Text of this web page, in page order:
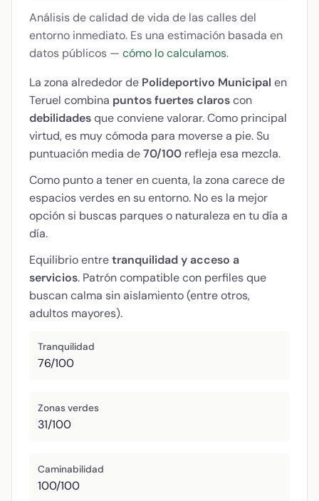
Análisis de calidad de vida de las calles del
entorno inmediato. Es una estimación basada en
datos públicos — cómo lo calculamos.
La zona alrededor de Polideportivo Municipal en
Teruel combina puntos fuertes claroscon
debilidadesque conviene valorar. Como principal
virtud, es muy cómoda para moverse a pie. Su
puntuación media de70/100 refleja esa mezcla.
Como punto a tener en cuenta, la zona carece de
espacios verdes en su entorno. No es la mejor
opción si buscas parques o naturaleza en tu día a
día.
Equilibrio entretranquilidad y acceso a
servicios. Patrón compatible con perfiles que
buscan calma sin aislamiento (entre otros,
adultos mayores).
Tranquilidad
76/100
Zonas verdes
31/100
Caminabilidad
100/100